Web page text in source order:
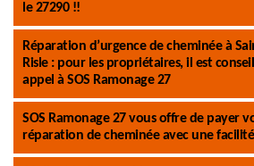
le 27290 !!
Réparation d’urgence de cheminée à
Risle : pour les propriétaires, il est
appel à SOS Ramonage 27
SOS Ramonage 27 vous offre de payer
réparation de cheminée avec une